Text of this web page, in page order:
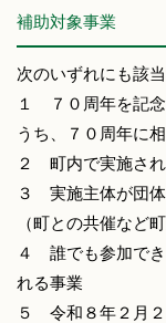
補助対象事業
次のいずれにも該
１ ７０周年を記
うち、７０周年に
２ 町内で実施さ
３ 実施主体が団体
（町との共催など
４ 誰でも参加でき
れる事業
５ 令和８年２月